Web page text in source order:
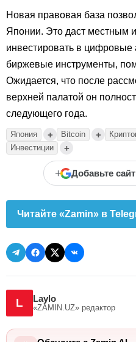
Новая правовая база
Японии. Это даст местным
инвестировать в цифровые
биржевые инструменты,
Ожидается, что после
верхней палатой он
следующего года.
Япония + Bitcoin +
Инвестиции +
+ Добавьте
Читайте «Zamin» в
L Laylo
«ZAMIN.UZ» редактор